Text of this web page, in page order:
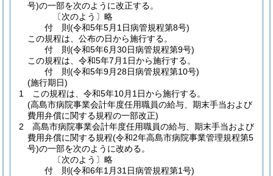
号)の一部を次のように改正する。
〔次のよう〕略
付 則(令和5年5月1日病管規程第8号)
この規程は、公布の日から施行する。
付 則(令和5年6月30日病管規程第9号)
この規程は、令和5年7月1日から施行する。
付 則(令和5年9月28日病管規程第10号)
(施行期日)
1
この規程は、令和5年10月1日から施行する。
(高島市病院事業会計年度任用職員の給与、期末手当および
費用弁償に関する規程の一部改正)
2
高島市病院事業会計年度任用職員の給与、期末手当および
費用弁償に関する規程(令和2年高島市病院事業管理規程第5
号)の一部を次のように改める。
〔次のよう〕略
付 則(令和6年1月31日病管規程第1号)